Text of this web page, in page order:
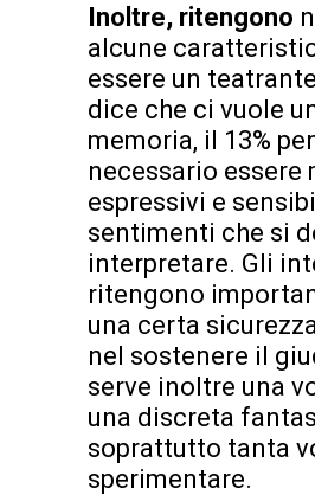
Inoltre, ritengono
alcune
essere un
dice che ci vuole
memoria, il 13%
necessario essere
espressivi e
sentimenti che si
interpretare. Gli
ritengono
una certa
nel sostenere il
serve inoltre una
una discreta
soprattutto tanta
sperimentare.